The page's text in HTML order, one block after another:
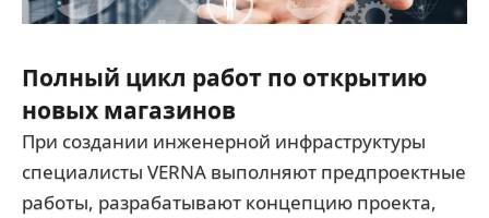
Полный цикл работ по открытию
новых магазинов
При создании инженерной инфраструктуры
специалисты VERNA выполняют предпроектные
работы, разрабатывают концепцию проекта,